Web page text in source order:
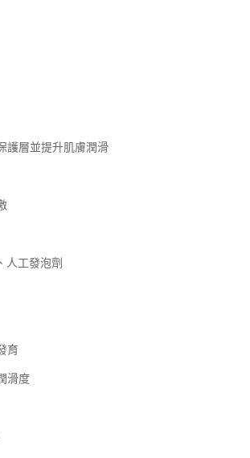
護層並提升肌膚潤滑
人工發泡劑
育
滑度